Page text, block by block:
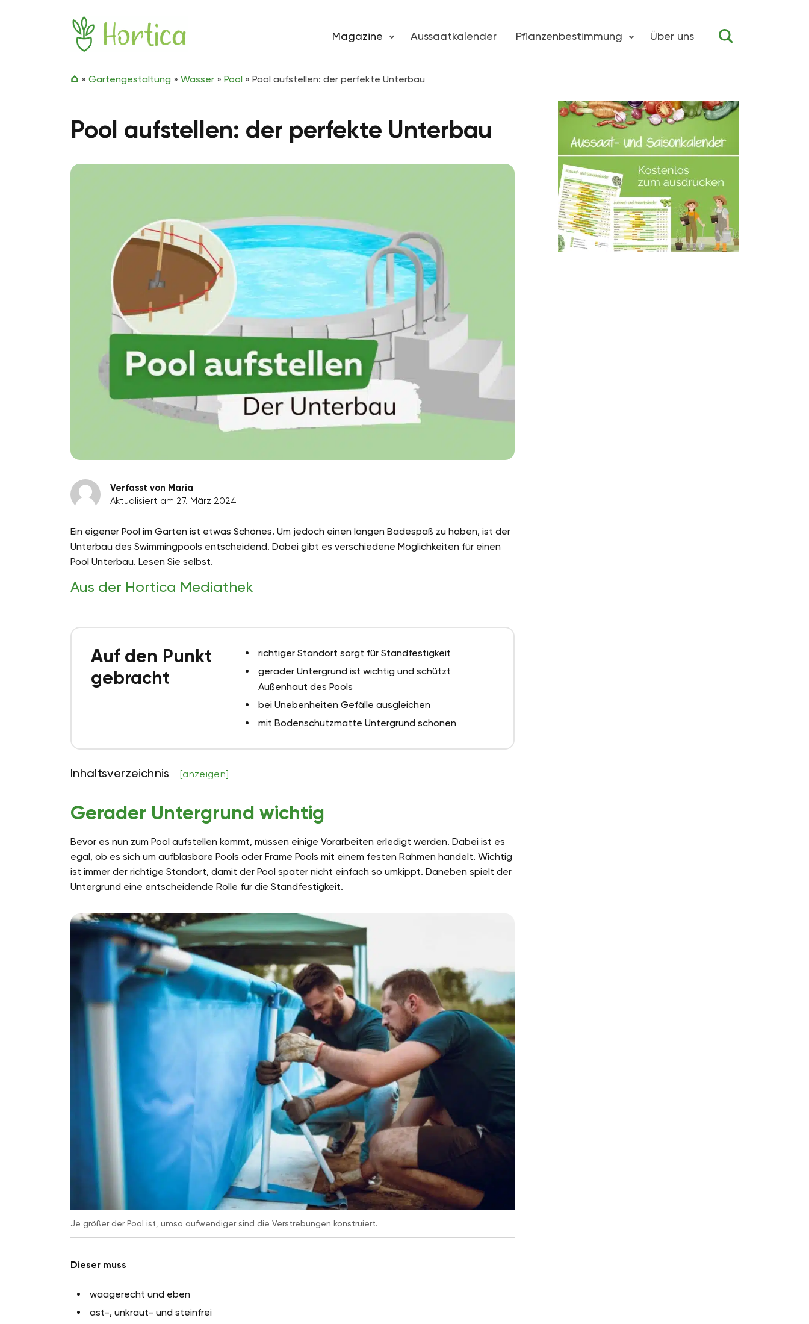
Magazine Aussaatkalender Pflanzenbestimmung Über uns
» Gartengestaltung » Wasser » Pool » Pool aufstellen: der perfekte Unterbau
Pool aufstellen: der perfekte Unterbau
Verfasst von Maria
Aktualisiert am 27. März 2024
Ein eigener Pool im Garten ist etwas Schönes. Um jedoch einen langen Badespaß zu haben, ist der
Unterbau des Swimmingpools entscheidend. Dabei gibt es verschiedene Möglichkeiten für einen
Pool Unterbau. Lesen Sie selbst.
Aus der Hortica Mediathek
Auf den Punkt
gebracht
richtiger Standort sorgt für Standfestigkeit
gerader Untergrund ist wichtig und schützt
Außenhaut des Pools
bei Unebenheiten Gefälle ausgleichen
mit Bodenschutzmatte Untergrund schonen
Inhaltsverzeichnis [anzeigen]
Gerader Untergrund wichtig
Bevor es nun zum Pool aufstellen kommt, müssen einige Vorarbeiten erledigt werden. Dabei ist es
egal, ob es sich um aufblasbare Pools oder Frame Pools mit einem festen Rahmen handelt. Wichtig
ist immer der richtige Standort, damit der Pool später nicht einfach so umkippt. Daneben spielt der
Untergrund eine entscheidende Rolle für die Standfestigkeit.
Je größer der Pool ist, umso aufwendiger sind die Verstrebungen konstruiert.
Dieser muss
waagerecht und eben
ast-, unkraut- und steinfrei